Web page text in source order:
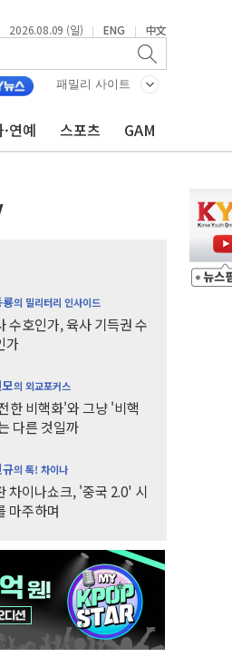
2026.08.09 (일) | ENG | 中文
패밀리 사이트
연예 스포츠 GAM
의 밀리터리 인사이드
수호인가, 육사 기득권 수
가
의 외교포커스
한 비핵화'와 그냥 '비핵
다른 것일까
의 톡! 차이나
차이나쇼크, '중국 2.0' 시
마주하며